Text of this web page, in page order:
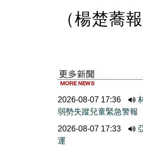
（楊楚蕎報
2026-08-07 17:36
弱勢失蹤兒童緊急警報
2026-08-07 17:33
運